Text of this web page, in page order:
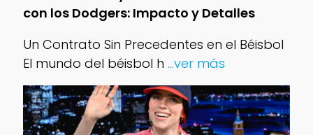
con los Dodgers: Impacto y Detalles
Un Contrato Sin Precedentes en el Béisbol
El mundo del béisbol h ...ver más